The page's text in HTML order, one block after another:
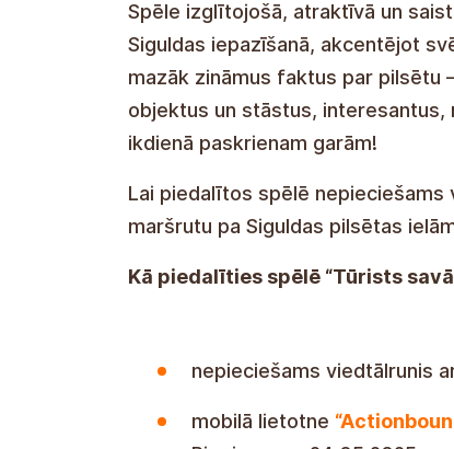
Spēle izglītojošā, atraktīvā un
Siguldas iepazīšanā, akcentējot
mazāk zināmus faktus par
objektus un stāstus,
ikdienā paskrienam garām!
Lai piedalītos spēlē
maršrutu pa Siguldas pilsētas
Kā piedalīties spēlē “Tūrists
nepieciešams viedtālrunis
mobilā lietotne